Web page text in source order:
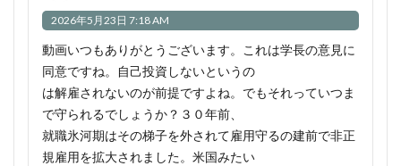
2026年5月23日 7:18 AM
動画いつもありがとうございます。これは学長の意見に
同意ですね。自己投資しないというの
は解雇されないのが前提ですよね。でもそれっていつま
で守られるでしょうか？３０年前、
就職氷河期はその梯子を外されて雇用守るの建前で非正
規雇用を拡大されました。米国みたい